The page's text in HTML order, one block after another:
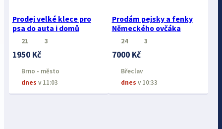
Prodej velké klece pro
psa do auta i domů
21 3
1950 Kč
Brno - město
dnes v 11:03
Prodám pejsky a fenky
Německého ovčáka
24 3
7000 Kč
Břeclav
dnes v 10:33